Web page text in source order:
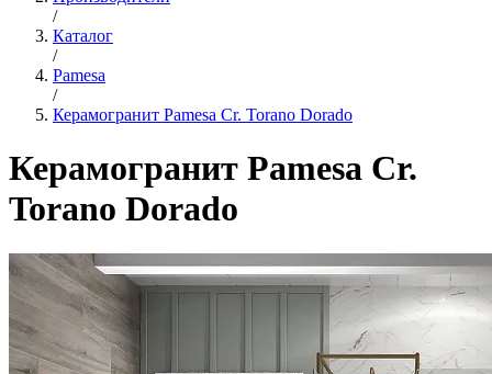
/
Каталог
/
Pamesa
/
Керамогранит Pamesa Cr. Torano Dorado
Керамогранит Pamesa Cr.
Torano Dorado